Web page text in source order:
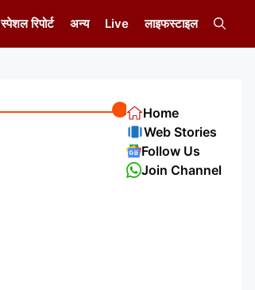
स्पेशल रिपोर्ट अन्य Live लाइफस्टाइल
Home
Web Stories
Follow Us
Join Channel